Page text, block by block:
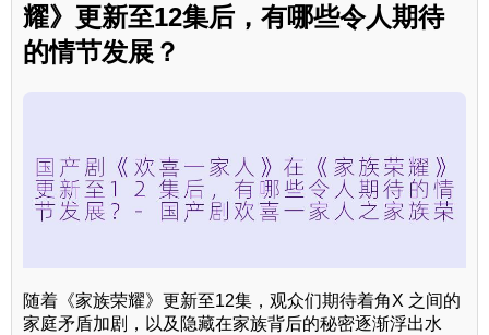
耀》更新至12集后，有哪些令人期待
的情节发展？
随着《家族荣耀》更新至12集，观众们期待着角X 之间的
家庭矛盾加剧，以及隐藏在家族背后的秘密逐渐浮出水